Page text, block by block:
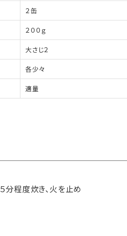
２缶
２００ｇ
大さじ２
各少々
適量
程度炊き、火を止め